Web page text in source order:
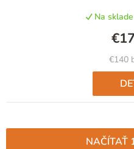
Na
€140
NAČÍTAŤ